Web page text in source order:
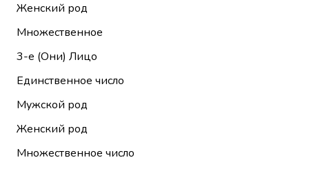
Женский род
Множественное
3-е (Они) Лицо
Единственное число
Мужской род
Женский род
Множественное число